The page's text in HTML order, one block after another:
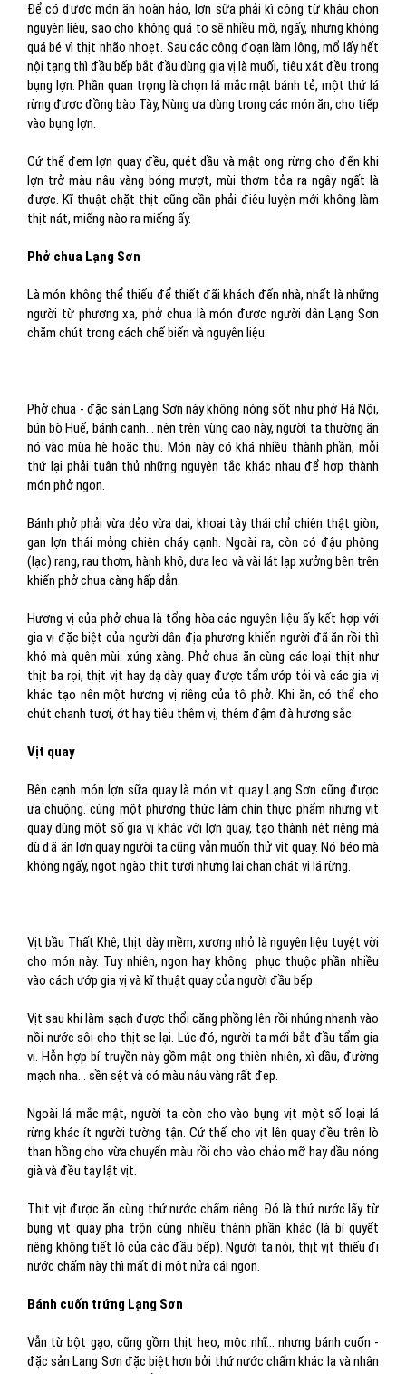
Để có được món ăn hoàn hảo, lợn sữa phải kì công từ khâu chọn
nguyên liệu, sao cho không quá to sẽ nhiều mỡ, ngấy, nhưng không
quá bé vì thịt nhão nhoẹt. Sau các công đoạn làm lông, mổ lấy hết
nội tạng thì đầu bếp bắt đầu dùng gia vị là muối, tiêu xát đều trong
bụng lợn. Phần quan trọng là chọn lá mắc mật bánh tẻ, một thứ lá
rừng được đồng bào Tày, Nùng ưa dùng trong các món ăn, cho tiếp
vào bụng lợn.
Cứ thế đem lợn quay đều, quét dầu và mật ong rừng cho đến khi
lợn trở màu nâu vàng bóng mượt, mùi thơm tỏa ra ngây ngất là
được. Kĩ thuật chặt thịt cũng cần phải điêu luyện mới không làm
thịt nát, miếng nào ra miếng ấy.
Phở chua Lạng Sơn
Là món không thể thiếu để thiết đãi khách đến nhà, nhất là những
người từ phương xa, phở chua là món được người dân Lạng Sơn
chăm chút trong cách chế biến và nguyên liệu.
Phở chua - đặc sản Lạng Sơn này không nóng sốt như phở Hà Nội,
bún bò Huế, bánh canh… nên trên vùng cao này, người ta thường ăn
nó vào mùa hè hoặc thu. Món này có khá nhiều thành phần, mỗi
thứ lại phải tuân thủ những nguyên tắc khác nhau để hợp thành
món phở ngon.
Bánh phở phải vừa dẻo vừa dai, khoai tây thái chỉ chiên thật giòn,
gan lợn thái mỏng chiên cháy cạnh. Ngoài ra, còn có đậu phộng
(lạc) rang, rau thơm, hành khô, dưa leo và vài lát lạp xưởng bên trên
khiến phở chua càng hấp dẫn.
Hương vị của phở chua là tổng hòa các nguyên liệu ấy kết hợp với
gia vị đặc biệt của người dân địa phương khiến người đã ăn rồi thì
khó mà quên mùi: xúng xàng. Phở chua ăn cùng các loại thịt như
thịt ba rọi, thịt vịt hay dạ dày quay được tẩm ướp tỏi và các gia vị
khác tạo nên một hương vị riêng của tô phở. Khi ăn, có thể cho
chút chanh tươi, ớt hay tiêu thêm vị, thêm đậm đà hương sắc.
Vịt quay
Bên cạnh món lợn sữa quay là món vịt quay Lạng Sơn cũng được
ưa chuộng. cùng một phương thức làm chín thực phẩm nhưng vịt
quay dùng một số gia vị khác với lợn quay, tạo thành nét riêng mà
dù đã ăn lợn quay người ta cũng vẫn muốn thử vịt quay. Nó béo mà
không ngấy, ngọt ngào thịt tươi nhưng lại chan chát vị lá rừng.
Vịt bầu Thất Khê, thịt dày mềm, xương nhỏ là nguyên liệu tuyệt vời
cho món này. Tuy nhiên, ngon hay không phục thuộc phần nhiều
vào cách ướp gia vị và kĩ thuật quay của người đầu bếp.
Vịt sau khi làm sạch được thổi căng phồng lên rồi nhúng nhanh vào
nồi nước sôi cho thịt se lại. Lúc đó, người ta mới bắt đầu tẩm gia
vị. Hỗn hợp bí truyền này gồm mật ong thiên nhiên, xì dầu, đường
mạch nha… sền sệt và có màu nâu vàng rất đẹp.
Ngoài lá mắc mật, người ta còn cho vào bụng vịt một số loại lá
rừng khác ít người tường tận. Cứ thế cho vịt lên quay đều trên lò
than hồng cho vừa chuyển màu rồi cho vào chảo mỡ hay dầu nóng
già và đều tay lật vịt.
Thịt vịt được ăn cùng thứ nước chấm riêng. Đó là thứ nước lấy từ
bụng vịt quay pha trộn cùng nhiều thành phần khác (là bí quyết
riêng không tiết lộ của các đầu bếp). Người ta nói, thịt vịt thiếu đi
nước chấm này thì mất đi một nửa cái ngon.
Bánh cuốn trứng Lạng Sơn
Vẫn từ bột gạo, cũng gồm thịt heo, mộc nhĩ… nhưng bánh cuốn -
đặc sản Lạng Sơn đặc biệt hơn bởi thứ nước chấm khác lạ và nhân